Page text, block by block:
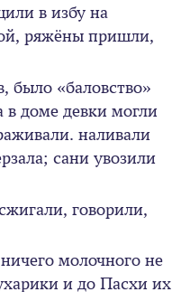
в избу на
ряжёны пришли,
было «баловство»
в доме девки могли
наливали
сани увозили
говорили,
молочного не
и до Пасхи их